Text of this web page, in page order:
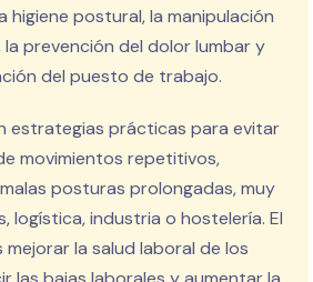
higiene postural, la manipulación
prevención del dolor lumbar y
del puesto de trabajo.
estrategias prácticas para evitar
movimientos repetitivos,
posturas prolongadas, muy
logística, industria o hostelería. El
la salud laboral de los